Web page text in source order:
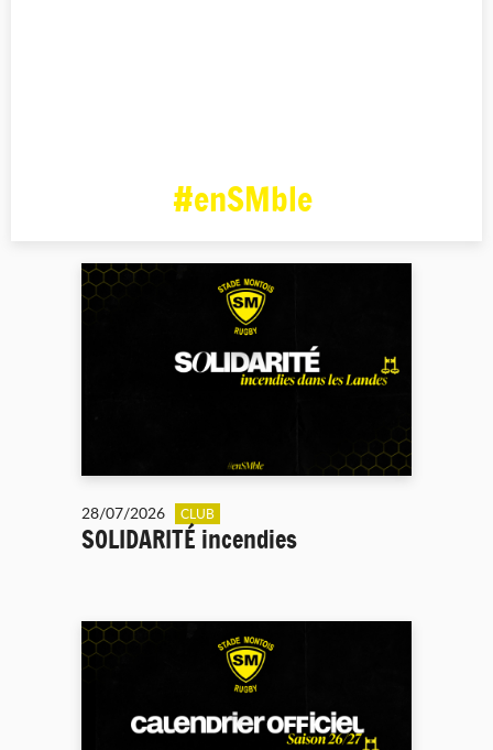
#enSMble
28/07/2026 CLUB
SOLIDARITÉ incendies